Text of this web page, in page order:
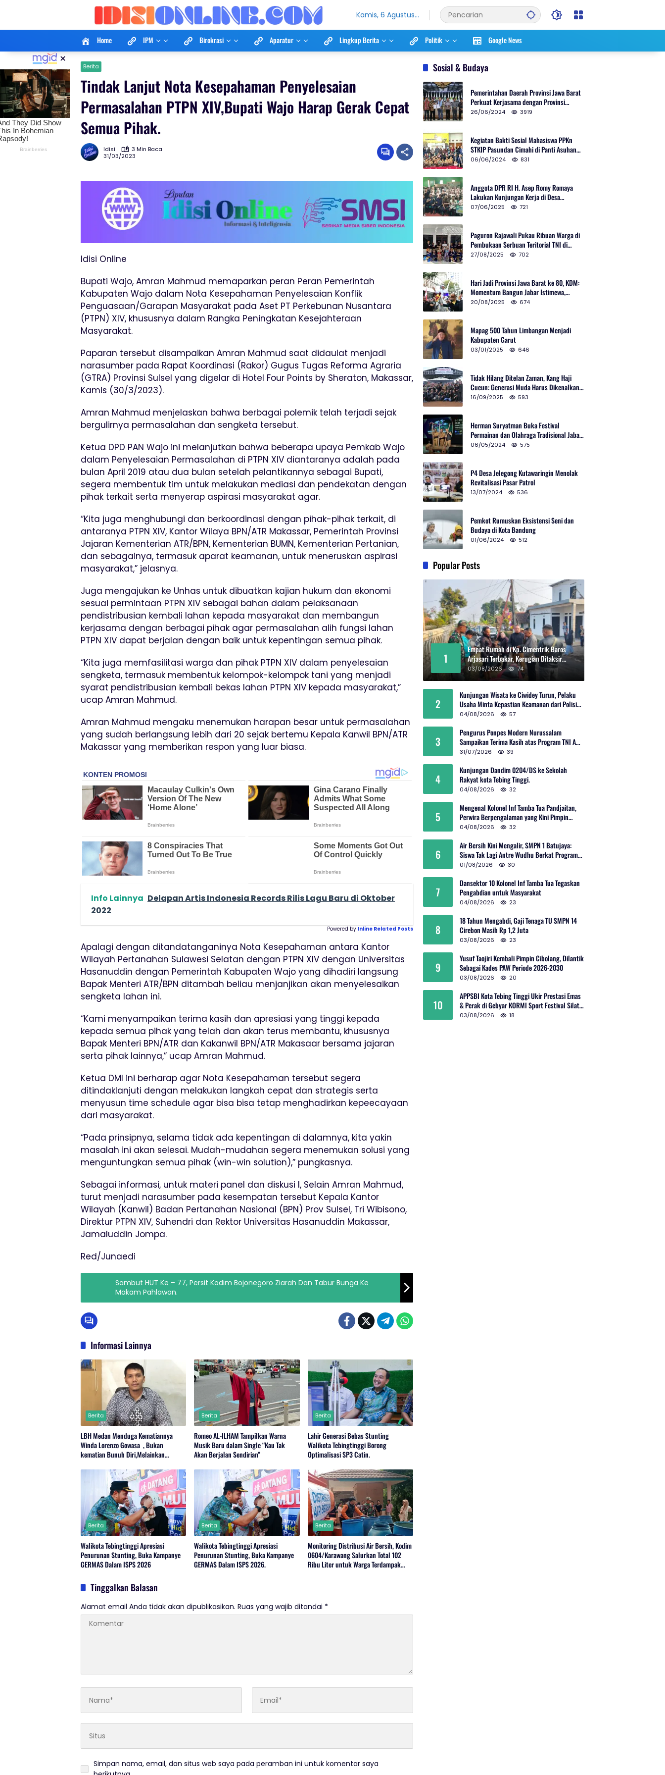
Kamis, 6 Agustus
Home IPM Birokrasi Aparatur Lingkup Berita Politik Google News
× Berita
Tindak Lanjut Nota Kesepahaman Penyelesaian
Permasalahan PTPN XIV,Bupati Wajo Harap Gerak Cepat
Semua Pihak.
Idisi
3 Min Baca
31/03/2023
Idisi Online
Bupati Wajo, Amran Mahmud memaparkan peran Peran Pemerintah
Kabupaten Wajo dalam Nota Kesepahaman Penyelesaian Konflik
Penguasaan/Garapan Masyarakat pada Aset PT Perkebunan Nusantara
(PTPN) XIV, khususnya dalam Rangka Peningkatan Kesejahteraan
Masyarakat.
Paparan tersebut disampaikan Amran Mahmud saat didaulat menjadi
narasumber pada Rapat Koordinasi (Rakor) Gugus Tugas Reforma Agraria
(GTRA) Provinsi Sulsel yang digelar di Hotel Four Points by Sheraton, Makassar,
Kamis (30/3/2023).
Amran Mahmud menjelaskan bahwa berbagai polemik telah terjadi sejak
bergulirnya permasalahan dan sengketa tersebut.
Ketua DPD PAN Wajo ini melanjutkan bahwa beberapa upaya Pemkab Wajo
dalam Penyelesaian Permasalahan di PTPN XIV diantaranya adalah pada
bulan April 2019 atau dua bulan setelah pelantikannya sebagai Bupati,
segera membentuk tim untuk melakukan mediasi dan pendekatan dengan
pihak terkait serta menyerap aspirasi masyarakat agar.
“Kita juga menghubungi dan berkoordinasi dengan pihak-pihak terkait, di
antaranya PTPN XIV, Kantor Wilaya BPN/ATR Makassar, Pemerintah Provinsi
Jajaran Kementerian ATR/BPN, Kementerian BUMN, Kementerian Pertanian,
dan sebagainya, termasuk aparat keamanan, untuk meneruskan aspirasi
masyarakat,” jelasnya.
Juga mengajukan ke Unhas untuk dibuatkan kajian hukum dan ekonomi
sesuai permintaan PTPN XIV sebagai bahan dalam pelaksanaan
pendistribusian kembali lahan kepada masyarakat dan membangun
kerjasama dengan berbagai pihak agar permasalahan alih fungsi lahan
PTPN XIV dapat berjalan dengan baik untuk kepentingan semua pihak.
“Kita juga memfasilitasi warga dan pihak PTPN XIV dalam penyelesaian
sengketa, termasuk membentuk kelompok-kelompok tani yang menjadi
syarat pendistribusian kembali bekas lahan PTPN XIV kepada masyarakat,”
ucap Amran Mahmud.
Amran Mahmud mengaku menemukan harapan besar untuk permasalahan
yang sudah berlangsung lebih dari 20 sejak bertemu Kepala Kanwil BPN/ATR
Makassar yang memberikan respon yang luar biasa.
Info Lainnya Delapan Artis Indonesia Records Rilis Lagu Baru di Oktober
2022
Powered by Inline Related Posts
Apalagi dengan ditandatanganinya Nota Kesepahaman antara Kantor
Wilayah Pertanahan Sulawesi Selatan dengan PTPN XIV dengan Universitas
Hasanuddin dengan Pemerintah Kabupaten Wajo yang dihadiri langsung
Bapak Menteri ATR/BPN ditambah beliau menjanjikan akan menyelesaikan
sengketa lahan ini.
“Kami menyampaikan terima kasih dan apresiasi yang tinggi kepada
kepada semua pihak yang telah dan akan terus membantu, khususnya
Bapak Menteri BPN/ATR dan Kakanwil BPN/ATR Makasaar bersama jajaran
serta pihak lainnya,” ucap Amran Mahmud.
Ketua DMI ini berharap agar Nota Kesepahaman tersebut segera
ditindaklanjuti dengan melakukan langkah cepat dan strategis serta
menyusun time schedule agar bisa bisa tetap menghadirkan kepeecayaan
dari masyarakat.
“Pada prinsipnya, selama tidak ada kepentingan di dalamnya, kita yakin
masalah ini akan selesai. Mudah-mudahan segera menemukan solusi yang
menguntungkan semua pihak (win-win solution),” pungkasnya.
Sebagai informasi, untuk materi panel dan diskusi I, Selain Amran Mahmud,
turut menjadi narasumber pada kesempatan tersebut Kepala Kantor
Wilayah (Kanwil) Badan Pertanahan Nasional (BPN) Prov Sulsel, Tri Wibisono,
Direktur PTPN XIV, Suhendri dan Rektor Universitas Hasanuddin Makassar,
Jamaluddin Jompa.
Red/Junaedi
Sambut HUT Ke – 77, Persit Kodim Bojonegoro Ziarah Dan Tabur Bunga Ke
Makam Pahlawan.
Informasi Lainnya
Berita
LBH Medan Menduga Kematiannya
Winda Lorenzo Gowasa , Bukan
kematian Bunuh Diri,Melainkan
Berita
Romeo AL-ILHAM Tampilkan Warna
Musik Baru dalam Single “Kau Tak
Akan Berjalan Sendirian”
Berita
Lahir Generasi Bebas Stunting
Walikota Tebingtinggi Borong
Optimalisasi SP3 Catin.
Berita
Walikota Tebingtinggi Apresiasi
Penurunan Stunting, Buka Kampanye
GERMAS Dalam ISPS 2026
Berita
Walikota Tebingtinggi Apresiasi
Penurunan Stunting, Buka Kampanye
GERMAS Dalam ISPS 2026.
Berita
Monitoring Distribusi Air Bersih, Kodim
0604/Karawang Salurkan Total 102
Ribu Liter untuk Warga Terdampak
Tinggalkan Balasan
Alamat email Anda tidak akan dipublikasikan. Ruas yang wajib ditandai *
Simpan nama, email, dan situs web saya pada peramban ini untuk komentar saya
Sosial & Budaya
Pemerintahan Daerah Provinsi Jawa Barat
Perkuat Kerjasama dengan Provinsi
Chungcheongnam Do Korea Selatan
26/06/2024 3919
Kegiatan Bakti Sosial Mahasiswa PPKn
STKIP Pasundan Cimahi di Panti Asuhan
Ulul Azmi Kota Cimahi
06/06/2024 831
Anggota DPR RI H. Asep Romy Romaya
Lakukan Kunjungan Kerja di Desa
Patrolsari
07/06/2025 721
Paguron Rajawali Pukau Ribuan Warga di
Pembukaan Serbuan Teritorial TNI di
Cibatu
27/08/2025 702
Hari Jadi Provinsi Jawa Barat ke 80, KDM:
Momentum Bangun Jabar Istimewa,
Lembur di Urus Kota Ditata
20/08/2025 674
Mapag 500 Tahun Limbangan Menjadi
Kabupaten Garut
03/01/2025 646
Tidak Hilang Ditelan Zaman, Kang Haji
Cucun: Generasi Muda Harus Dikenalkan
Pencak Silat
16/09/2025 593
Herman Suryatman Buka Festival
Permainan dan Olahraga Tradisional Jabar
2024 di Gedung Teater Tertutup
06/05/2024 575
P4 Desa Jelegong Kutawaringin Menolak
Revitalisasi Pasar Patrol
13/07/2024 536
Pemkot Rumuskan Eksistensi Seni dan
Budaya di Kota Bandung
01/06/2024 512
Popular Posts
1
Empat Rumah di Kp. Cimentrik Baros
Arjasari Terbakar, Kerugian Ditaksir
Rp600 Juta
03/08/2026 74
2
Kunjungan Wisata ke Ciwidey Turun, Pelaku
Usaha Minta Kepastian Keamanan dari Polisi
dan Pemprov Jabar
04/08/2026 57
3
Pengurus Ponpes Modern Nurussalam
Sampaikan Terima Kasih atas Program TNI AD
Manunggal Air
31/07/2026 39
4
Kunjungan Dandim 0204/DS ke Sekolah
Rakyat kota Tebing Tinggi.
04/08/2026 32
5
Mengenal Kolonel Inf Tamba Tua Pandjaitan,
Perwira Berpengalaman yang Kini Pimpin
Sektor 10 Citarum Harum
04/08/2026 32
6
Air Bersih Kini Mengalir, SMPN 1 Batujaya:
Siswa Tak Lagi Antre Wudhu Berkat Program
TNI AD
01/08/2026 30
7
Dansektor 10 Kolonel Inf Tamba Tua Tegaskan
Pengabdian untuk Masyarakat
04/08/2026 23
8
18 Tahun Mengabdi, Gaji Tenaga TU SMPN 14
Cirebon Masih Rp 1,2 Juta
03/08/2026 23
9
Yusuf Taojiri Kembali Pimpin Cibolang, Dilantik
Sebagai Kades PAW Periode 2026-2030
03/08/2026 20
10
APPSBI Kota Tebing Tinggi Ukir Prestasi Emas
& Perak di Gebyar KORMI Sport Festival Silat
Budaya Sumut
03/08/2026 18